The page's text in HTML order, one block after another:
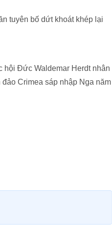
tuyên bố dứt khoát khép lại
hội Đức Waldemar Herdt nhân
Crimea sáp nhập Nga năm